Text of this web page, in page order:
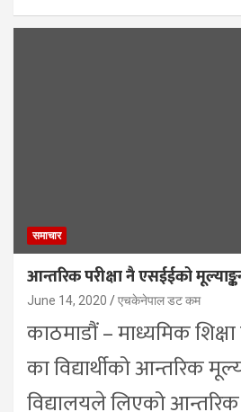
समाचार
आन्तरिक परीक्षा नै एसईईको
June 14, 2020 एचकेनेपाल डट कम
काठमाडौं – माध्यमिक
का विद्यार्थीको आन्तरिक
विद्यालयले लिएको आन्तरिक